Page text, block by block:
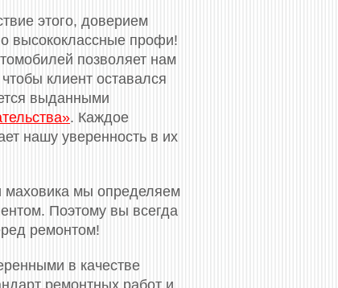
этого, доверием
высококлассные профи!
позволяет нам
клиент оставался
выданными
. Каждое
нашу уверенность в их
маховика мы определяем
Поэтому вы всегда
ремонтом!
в качестве
ремонтных работ и